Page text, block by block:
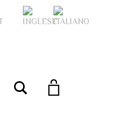
My Account
Cerca